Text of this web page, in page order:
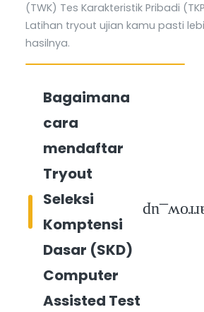
(TWK) Tes Karakteristik Pribadi
Latihan tryout ujian kamu pasti
hasilnya.
Bagaimana
cara
mendaftar
Tryout
Seleksi
Komptensi
Dasar (SKD)
Computer
Assisted Test